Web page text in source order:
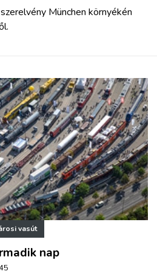
München környékén
vasút
nap